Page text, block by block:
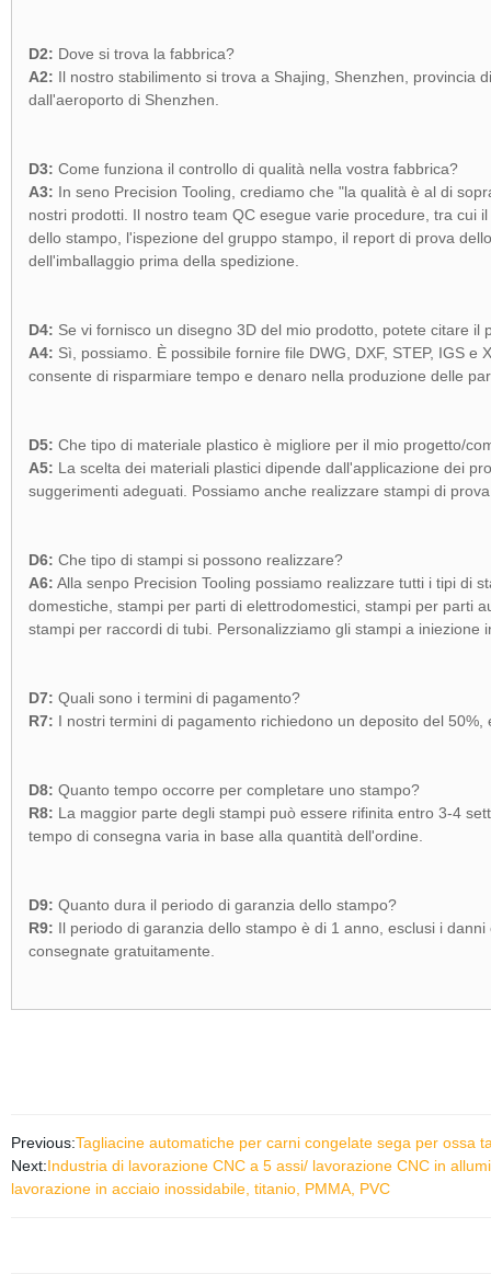
D2: Dove si trova la fabbrica?
A2: Il nostro stabilimento si trova a Shajing, Shenzhen, provincia
dall'aeroporto di Shenzhen.
D3: Come funziona il controllo di qualità nella vostra fabbrica?
A3: In seno Precision Tooling, crediamo che "la qualità è al di
nostri prodotti. Il nostro team QC esegue varie procedure, tra cui
dello stampo, l'ispezione del gruppo stampo, il report di prova
dell'imballaggio prima della spedizione.
D4: Se vi fornisco un disegno 3D del mio prodotto, potete citare
A4: Sì, possiamo. È possibile fornire file DWG, DXF, STEP, IGS
consente di risparmiare tempo e denaro nella produzione delle
D5: Che tipo di materiale plastico è migliore per il mio progetto/
A5: La scelta dei materiali plastici dipende dall'applicazione dei
suggerimenti adeguati. Possiamo anche realizzare stampi di
D6: Che tipo di stampi si possono realizzare?
A6: Alla senpo Precision Tooling possiamo realizzare tutti i tipi di
domestiche, stampi per parti di elettrodomestici, stampi per parti
stampi per raccordi di tubi. Personalizziamo gli stampi a iniezione
D7: Quali sono i termini di pagamento?
R7: I nostri termini di pagamento richiedono un deposito del
D8: Quanto tempo occorre per completare uno stampo?
R8: La maggior parte degli stampi può essere rifinita entro 3-4
tempo di consegna varia in base alla quantità dell'ordine.
D9: Quanto dura il periodo di garanzia dello stampo?
R9: Il periodo di garanzia dello stampo è di 1 anno, esclusi i
consegnate gratuitamente.
Previous:Tagliacine automatiche per carni congelate sega per ossa
Next:Industria di lavorazione CNC a 5 assi/ lavorazione CNC in
lavorazione in acciaio inossidabile, titanio, PMMA, PVC